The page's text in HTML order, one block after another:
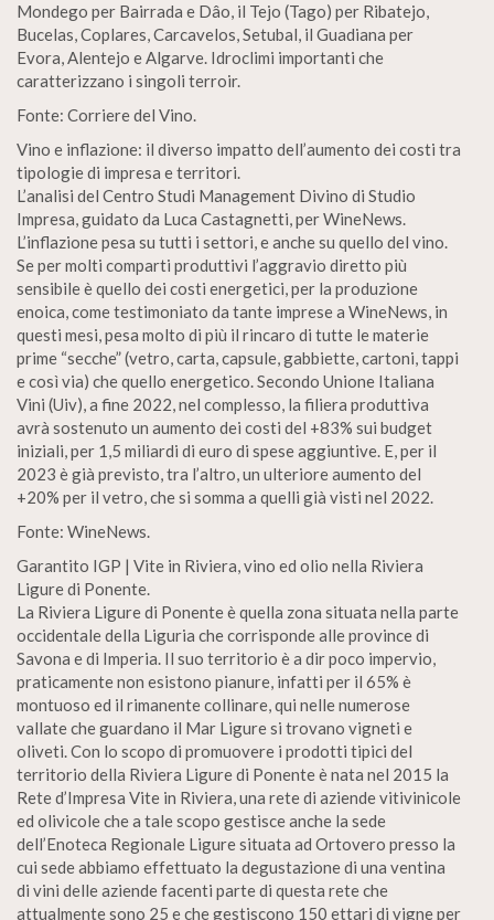
Mondego per Bairrada e Dâo, il Tejo (Tago) per Ribatejo,
Bucelas, Coplares, Carcavelos, Setubal, il Guadiana per
Evora, Alentejo e Algarve. Idroclimi importanti che
caratterizzano i singoli terroir.
Fonte: Corriere del Vino.
Vino e inflazione: il diverso impatto dell’aumento dei costi tra
tipologie di impresa e territori.
L’analisi del Centro Studi Management Divino di Studio
Impresa, guidato da Luca Castagnetti, per WineNews.
L’inflazione pesa su tutti i settori, e anche su quello del vino.
Se per molti comparti produttivi l’aggravio diretto più
sensibile è quello dei costi energetici, per la produzione
enoica, come testimoniato da tante imprese a WineNews, in
questi mesi, pesa molto di più il rincaro di tutte le materie
prime “secche” (vetro, carta, capsule, gabbiette, cartoni, tappi
e così via) che quello energetico. Secondo Unione Italiana
Vini (Uiv), a fine 2022, nel complesso, la filiera produttiva
avrà sostenuto un aumento dei costi del +83% sui budget
iniziali, per 1,5 miliardi di euro di spese aggiuntive. E, per il
2023 è già previsto, tra l’altro, un ulteriore aumento del
+20% per il vetro, che si somma a quelli già visti nel 2022.
Fonte: WineNews.
Garantito IGP | Vite in Riviera, vino ed olio nella Riviera
Ligure di Ponente.
La Riviera Ligure di Ponente è quella zona situata nella parte
occidentale della Liguria che corrisponde alle province di
Savona e di Imperia. Il suo territorio è a dir poco impervio,
praticamente non esistono pianure, infatti per il 65% è
montuoso ed il rimanente collinare, qui nelle numerose
vallate che guardano il Mar Ligure si trovano vigneti e
oliveti. Con lo scopo di promuovere i prodotti tipici del
territorio della Riviera Ligure di Ponente è nata nel 2015 la
Rete d’Impresa Vite in Riviera, una rete di aziende vitivinicole
ed olivicole che a tale scopo gestisce anche la sede
dell’Enoteca Regionale Ligure situata ad Ortovero presso la
cui sede abbiamo effettuato la degustazione di una ventina
di vini delle aziende facenti parte di questa rete che
attualmente sono 25 e che gestiscono 150 ettari di vigne per